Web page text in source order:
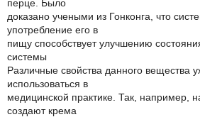
перце. Было
доказано учеными из Гонконга, что
употребление его в
пищу способствует улучшению
системы
Различные свойства данного вещества
использоваться в
медицинской практике. Так, например,
создают крема